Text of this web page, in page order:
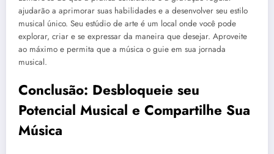
ajudarão a aprimorar suas habilidades e a desenvolver seu estilo
musical único. Seu estúdio de arte é um local onde você pode
explorar, criar e se expressar da maneira que desejar. Aproveite
ao máximo e permita que a música o guie em sua jornada
musical.
Conclusão: Desbloqueie seu
Potencial Musical e Compartilhe Sua
Música